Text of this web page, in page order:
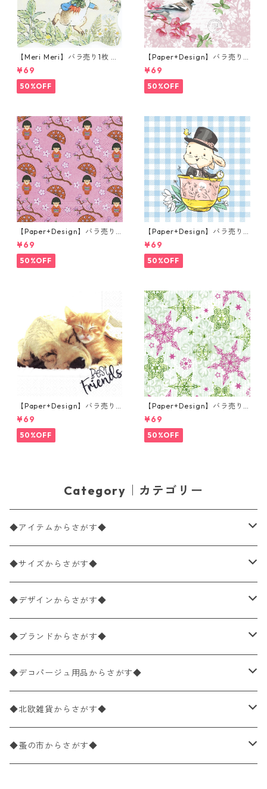
【Meri Meri】バラ売り1枚 カ
クテルサイズ ペーパーナプキ
ン Peter Rabbit In The Gard
en クリーム ピーターラビット
¥69
50%OFF
【Paper+Design】バラ売り2
枚 ランチサイズ ペーパーナプ
キン Sweet bird ローズ
¥69
50%OFF
【Paper+Design】バラ売り2
枚 ランチサイズ ペーパーナプ
キン LITTLE GEISHA ピンク
¥69
50%OFF
【Paper+Design】バラ売り2
枚 ランチサイズ ペーパーナプ
キン Easter Cup ライトブル
ー
¥69
50%OFF
【Paper+Design】バラ売り2
枚 ランチサイズ ペーパーナプ
キン Dog & Cat ホワイト
¥69
50%OFF
【Paper+Design】バラ売り2
枚 ランチサイズ ペーパーナプ
キン DELICATE STARS グリー
ン
¥69
50%OFF
Category｜カテゴリー
◆アイテムからさがす◆
ペーパーナプキン2枚バラ売り
ペーパーナプキン1枚バラ売り
ペーパーナプキン20枚入りパック
ペーパーナプキン10枚入りパック
ライスペーパー
ペーパーリネンナプキン
◆サイズからさがす◆
33×33cm（ランチサイズ）
バラ売り
パック売り
25×25cm（カクテルサイズ）
バラ売り
パック売り
40×40cm（ディナーサイズ）
バラ売り
パック売り
21×21cm（ポケットサイズ）
バラ売り
33cm（ラウンド）
◆デザインからさがす◆
花柄
植物・グリーン柄
動物・鳥・昆虫・蝶柄
海・魚柄
◆ブランドからさがす◆
ドイツ製 IHR/イア
ランチサイズ
カクテルサイズ
ドイツ製 Ambiente/アンビエンテ
ランチサイズ
ドイツ製 Paperproducts Design
◆デコパージュ用品からさがす◆
デコパージュ液
デコパージュ下地
◆北欧雑貨からさがす◆
シリコンモールド
◆蚤の市からさがす◆